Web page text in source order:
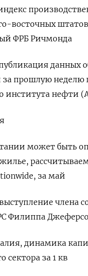
восточных
ФРБ Ричмонда
данных
за прошлую неделю
института нефти
может быть
за май
члена
Филиппа
динамика
сектора за 1 кв